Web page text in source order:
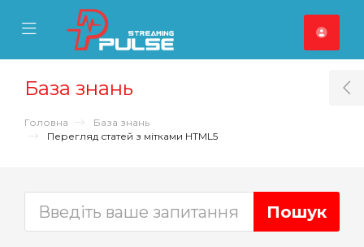
Mobile Menu
Mobile Menu
База знань
Головна
База знань
Перегляд статей з мітками HTML5